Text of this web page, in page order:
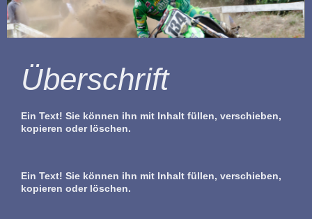
Überschrift
Ein Text! Sie können ihn mit Inhalt füllen, verschieben,
kopieren oder löschen.
Ein Text! Sie können ihn mit Inhalt füllen, verschieben,
kopieren oder löschen.